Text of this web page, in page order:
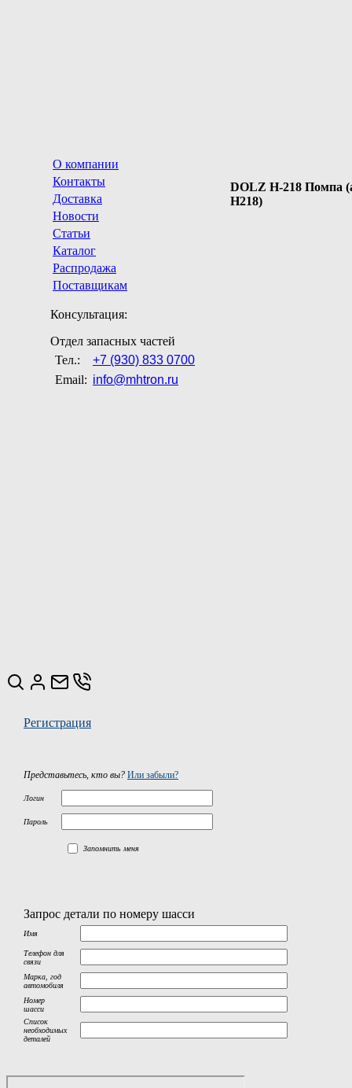
О компании
Контакты
Доставка
Новости
Статьи
Каталог
Распродажа
Поставщикам
Консультация:
Отдел запасных частей
Тел.:
+7 (930) 833 0700
Email: info@mhtron.ru
DOLZ H-218 Помпа
H218)
Регистрация
Представьтесь, кто вы? Или забыли?
Логин
Пароль
Запомнить меня
Запрос детали по номеру шасси
Имя
Телефон для
связи
Марка, год
автомобиля
Номер
шасси
Список
необходимых
деталей